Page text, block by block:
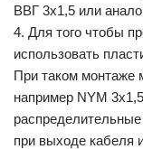
ВВГ 3х1,5 или
4. Для того чтобы
использовать
При таком монтаже
например NYM
при выходе кабеля